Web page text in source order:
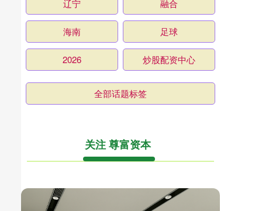
辽宁 融合
海南 足球
2026 炒股配资中心
全部话题标签
关注 尊富资本